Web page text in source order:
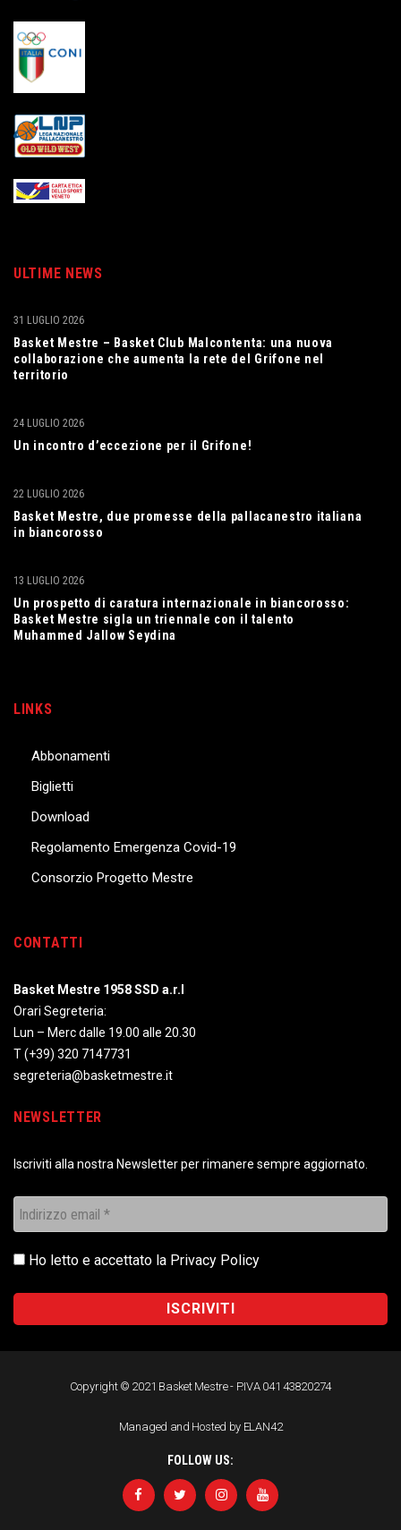
ULTIME NEWS
Basket Mestre – Basket Club Malcontenta: una nuova
collaborazione che aumenta la rete del Grifone nel
territorio
31 LUGLIO 2026
Un incontro d’eccezione per il Grifone!
24 LUGLIO 2026
Basket Mestre, due promesse della pallacanestro italiana
in biancorosso
22 LUGLIO 2026
Un prospetto di caratura internazionale in biancorosso:
Basket Mestre sigla un triennale con il talento
Muhammed Jallow Seydina
13 LUGLIO 2026
LINKS
Abbonamenti
Biglietti
Download
Regolamento Emergenza Covid-19
Consorzio Progetto Mestre
CONTATTI
Basket Mestre 1958 SSD a.r.l
Orari Segreteria:
Lun – Merc dalle 19.00 alle 20.30
T(+39) 320 7147731
segreteria@basketmestre.it
NEWSLETTER
Iscriviti alla nostra Newsletter per rimanere sempre aggiornato.
Ho letto e accettato la Privacy Policy
Copyright © 2021 Basket Mestre - P.IVA 041 43820274
Managed and Hosted by ELAN42
FOLLOW US: